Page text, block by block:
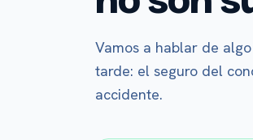
Vamos a hablar de
tarde: el seguro del
accidente.